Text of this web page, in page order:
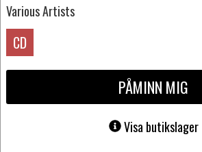
Various Artists
CD
PÅMINN MIG
Visa butikslager